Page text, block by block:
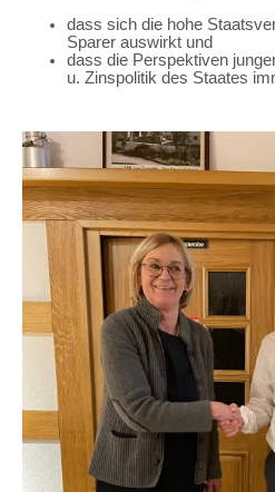
dass sich die hohe
Sparer auswirkt und
dass die Perspektiven
u. Zinspolitik des Staates